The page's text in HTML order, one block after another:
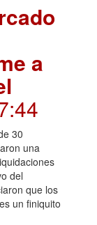
a
30
una
del
que los
un finiquito